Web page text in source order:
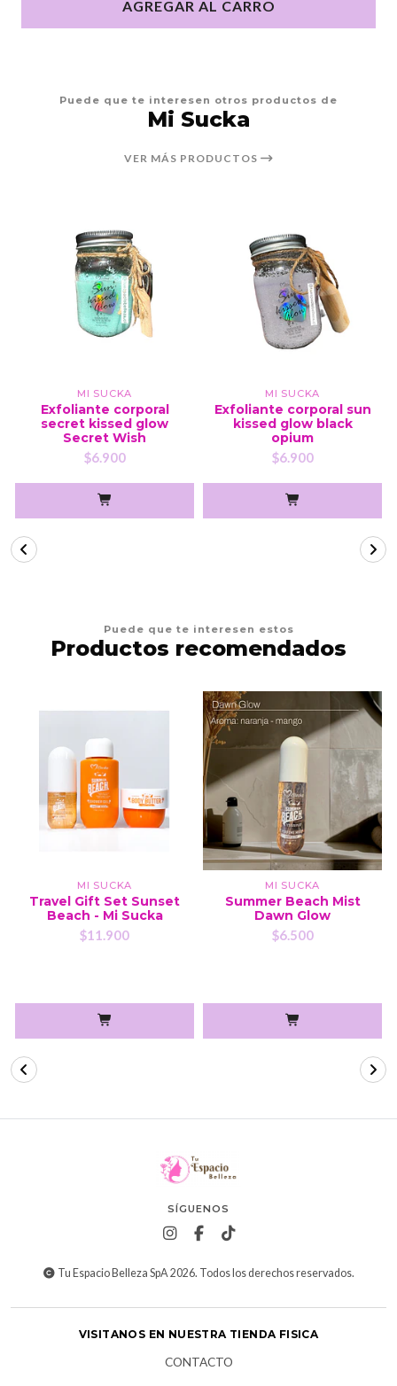
AGREGAR AL CARRO
Puede que te interesen otros productos de
Mi Sucka
VER MÁS PRODUCTOS
MI SUCKA
Exfoliante corporal
secret kissed glow
Secret Wish
$6.900
MI SUCKA
Exfoliante corporal sun
kissed glow black
opium
$6.900
Puede que te interesen estos
Productos recomendados
MI SUCKA
Travel Gift Set Sunset
Beach - Mi Sucka
$11.900
MI SUCKA
Summer Beach Mist
Dawn Glow
$6.500
SÍGUENOS
Tu Espacio Belleza SpA 2026. Todos los derechos reservados.
VISITANOS EN NUESTRA TIENDA FISICA
CONTACTO